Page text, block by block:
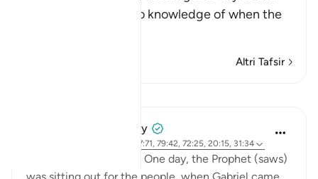
people that he has no knowledge of when the
Altri Tafsir
Prophetic Commentary
ayah 27:71, 79:42, 72:25, 20:15, 31:34
Abu Hurayrah narrates: One day, the Prophet (saws)